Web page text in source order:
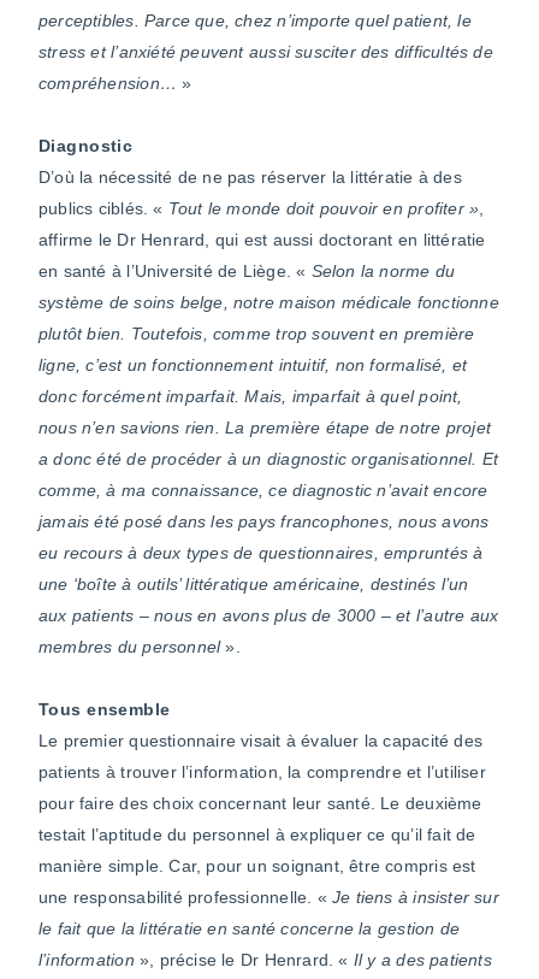
perceptibles. Parce que, chez n’importe quel patient, le
stress et l’anxiété peuvent aussi susciter des difficultés de
compréhension… »
Diagnostic
D’où la nécessité de ne pas réserver la littératie à des
publics ciblés. « Tout le monde doit pouvoir en profiter »
affirme le Dr Henrard, qui est aussi doctorant en littératie
en santé à l’Université de Liège. « Selon la norme du
système de soins belge, notre maison médicale fonctionne
plutôt bien. Toutefois, comme trop souvent en première
ligne, c’est un fonctionnement intuitif, non formalisé, et
donc forcément imparfait. Mais, imparfait à quel point,
nous n’en savions rien. La première étape de notre projet
a donc été de procéder à un diagnostic organisationnel. Et
comme, à ma connaissance, ce diagnostic n’avait encore
jamais été posé dans les pays francophones, nous avons
eu recours à deux types de questionnaires, empruntés à
une ‘boîte à outils’ littératique américaine, destinés l’un
aux patients – nous en avons plus de 3000 – et l’autre aux
membres du personnel».
Tous ensemble
Le premier questionnaire visait à évaluer la capacité des
patients à trouver l’information, la comprendre et l’utiliser
pour faire des choix concernant leur santé. Le deuxième
testait l’aptitude du personnel à expliquer ce qu’il fait de
manière simple. Car, pour un soignant, être compris est
une responsabilité professionnelle. « Je tiens à insister sur
le fait que la littératie en santé concerne la gestion de
l’information », précise le Dr Henrard. « Il y a des patients